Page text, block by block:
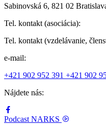
Sabinovská 6, 821 02
Tel. kontakt (asociácia):
Tel. kontakt (vzdelávanie,
e-mail:
+421 902 952 391 +421 902
Nájdete nás:
Podcast NARKS